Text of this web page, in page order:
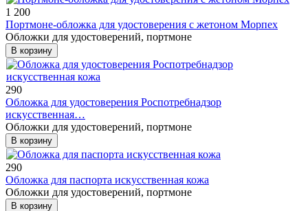
1 200
Портмоне-обложка для удостоверения с жетоном Морпех
Обложки для удостоверений, портмоне
В корзину
290
Обложка для удостоверения Роспотребнадзор
искусственная…
Обложки для удостоверений, портмоне
В корзину
290
Обложка для паспорта искусственная кожа
Обложки для удостоверений, портмоне
В корзину